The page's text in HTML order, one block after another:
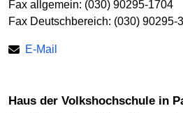
Fax allgemein: (030) 90295-1704
Fax Deutschbereich: (030) 90295-
E-Mail
Haus der Volkshochschule in